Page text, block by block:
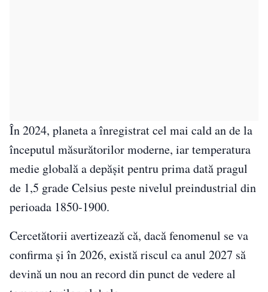
În 2024, planeta a înregistrat cel mai cald an de la
începutul măsurătorilor moderne, iar temperatura
medie globală a depășit pentru prima dată pragul
de 1,5 grade Celsius peste nivelul preindustrial din
perioada 1850-1900.
Cercetătorii avertizează că, dacă fenomenul se va
confirma și în 2026, există riscul ca anul 2027 să
devină un nou an record din punct de vedere al